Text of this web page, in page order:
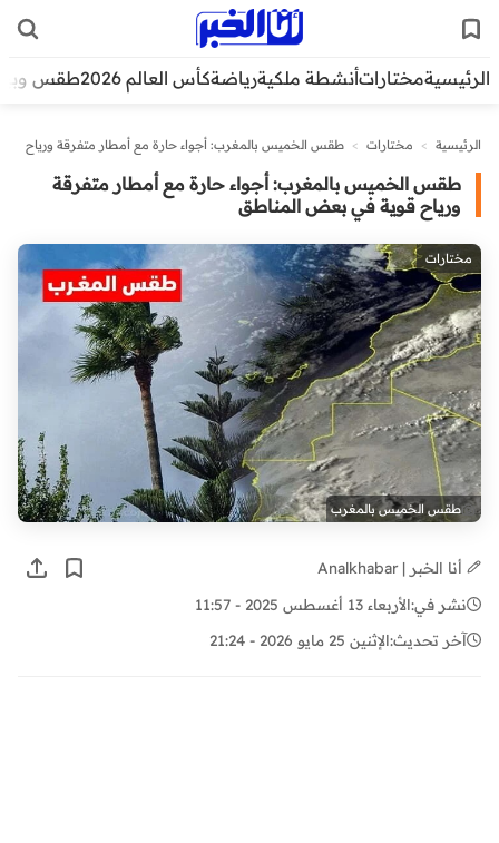
الرئيسيةمختاراتأنشطة ملكيةرياضةكأس العالم 2026 طقس
الرئيسية > مختارات > طقس الخميس بالمغرب: أجواء حارة مع أمطار متفرقة ورياح
طقس الخميس بالمغرب: أجواء حارة مع أمطار متفرقة
ورياح قوية في بعض المناطق
مختارات
طقس الخميس بالمغرب
أنا الخبر | Analkhabar
نشر في:الأربعاء 13 أغسطس 2025 - 11:57
آخر تحديث:الإثنين 25 مايو 2026 - 21:24